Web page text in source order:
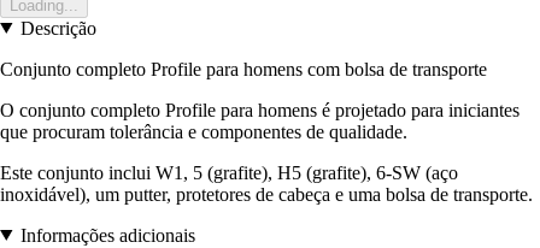
Loading...
Descrição
Conjunto completo Profile para homens com bolsa de transporte
O conjunto completo Profile para homens é projetado para iniciantes
que procuram tolerância e componentes de qualidade.
Este conjunto inclui W1, 5 (grafite), H5 (grafite), 6-SW (aço
inoxidável), um putter, protetores de cabeça e uma bolsa de transporte.
Informações adicionais